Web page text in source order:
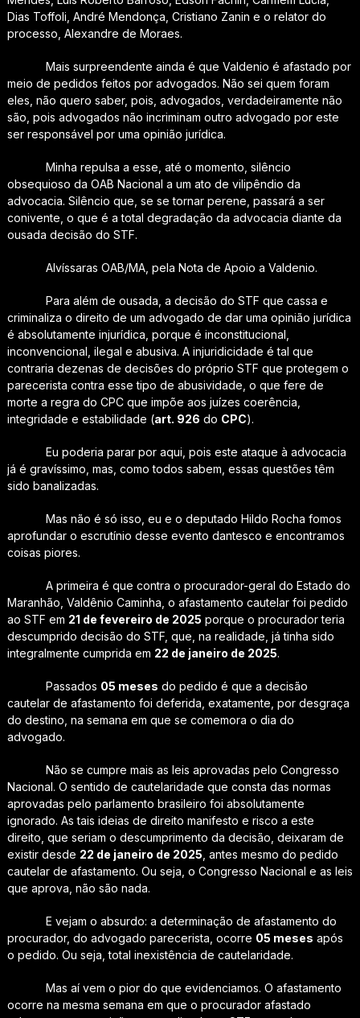
Dias Toffoli, André Mendonça, Cristiano Zanin e o relator do
processo, Alexandre de Moraes.
Mais surpreendente ainda é que Valdenio é afastado por
meio de pedidos feitos por advogados. Não sei quem foram
eles, não quero saber, pois, advogados, verdadeiramente não
são, pois advogados não incriminam outro advogado por este
ser responsável por uma opinião jurídica.
Minha repulsa a esse, até o momento, silêncio
obsequioso da OAB Nacional a um ato de vilipêndio da
advocacia. Silêncio que, se se tornar perene, passará a ser
conivente, o que é a total degradação da advocacia diante da
ousada decisão do STF.
Alvíssaras OAB/MA, pela Nota de Apoio a Valdenio.
Para além de ousada, a decisão do STF que cassa e
criminaliza o direito de um advogado de dar uma opinião jurídica
é absolutamente injurídica, porque é inconstitucional,
inconvencional, ilegal e abusiva. A injuridicidade é tal que
contraria dezenas de decisões do próprio STF que protegem o
parecerista contra esse tipo de abusividade, o que fere de
morte a regra do CPC que impõe aos juízes coerência,
integridade e estabilidade (art. 926 do CPC).
Eu poderia parar por aqui, pois este ataque à advocacia
já é gravíssimo, mas, como todos sabem, essas questões têm
sido banalizadas.
Mas não é só isso, eu e o deputado Hildo Rocha fomos
aprofundar o escrutínio desse evento dantesco e encontramos
coisas piores.
A primeira é que contra o procurador-geral do Estado do
Maranhão, Valdênio Caminha, o afastamento cautelar foi pedido
ao STF em 21 de fevereiro de 2025 porque o procurador teria
descumprido decisão do STF, que, na realidade, já tinha sido
integralmente cumprida em 22 de janeiro de 2025.
Passados 05 meses do pedido é que a decisão
cautelar de afastamento foi deferida, exatamente, por desgraça
do destino, na semana em que se comemora o dia do
advogado.
Não se cumpre mais as leis aprovadas pelo Congresso
Nacional. O sentido de cautelaridade que consta das normas
aprovadas pelo parlamento brasileiro foi absolutamente
ignorado. As tais ideias de direito manifesto e risco a este
direito, que seriam o descumprimento da decisão, deixaram de
existir desde 22 de janeiro de 2025 , antes mesmo do pedido
cautelar de afastamento. Ou seja, o Congresso Nacional e as leis
que aprova, não são nada.
E vejam o absurdo: a determinação de afastamento do
procurador, do advogado parecerista, ocorre 05 meses após
o pedido. Ou seja, total inexistência de cautelaridade.
Mas aí vem o pior do que evidenciamos. O afastamento
ocorre na mesma semana em que o procurador afastado